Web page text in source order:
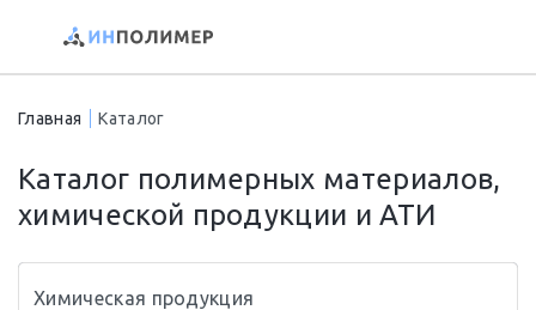
Главная Каталог
Каталог полимерных материалов,
химической продукции и АТИ
Химическая продукция